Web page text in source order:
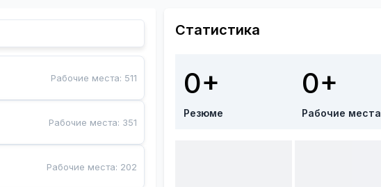
Рабочие места: 511
Рабочие места: 351
Рабочие места: 202
Статистика
0+
Резюме
0+
Рабочие места